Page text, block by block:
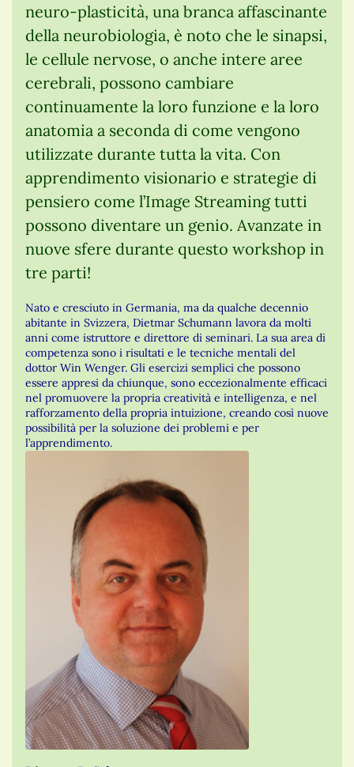
neuro-plasticità, una branca affascinante
della neurobiologia, è noto che le sinapsi,
le cellule nervose, o anche intere aree
cerebrali, possono cambiare
continuamente la loro funzione e la loro
anatomia a seconda di come vengono
utilizzate durante tutta la vita. Con
apprendimento visionario e strategie di
pensiero come l’Image Streaming tutti
possono diventare un genio. Avanzate in
nuove sfere durante questo workshop in
tre parti!
Nato e cresciuto in Germania, ma da qualche decennio
abitante in Svizzera, Dietmar Schumann lavora da molti
anni come istruttore e direttore di seminari. La sua area di
competenza sono i risultati e le tecniche mentali del
dottor Win Wenger. Gli esercizi semplici che possono
essere appresi da chiunque, sono eccezionalmente efficaci
nel promuovere la propria creatività e intelligenza, e nel
rafforzamento della propria intuizione, creando così nuove
possibilità per la soluzione dei problemi e per
l’apprendimento.